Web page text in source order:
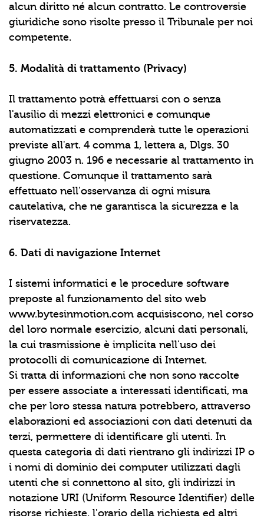
alcun diritto né alcun contratto. Le controversie
giuridiche sono risolte presso il Tribunale per noi
competente.
5. Modalità di trattamento (Privacy)
Il trattamento potrà effettuarsi con o senza
l'ausilio di mezzi elettronici e comunque
automatizzati e comprenderà tutte le operazioni
previste all'art. 4 comma 1, lettera a, Dlgs. 30
giugno 2003 n. 196 e necessarie al trattamento in
questione. Comunque il trattamento sarà
effettuato nell'osservanza di ogni misura
cautelativa, che ne garantisca la sicurezza e la
riservatezza.
6. Dati di navigazione Internet
I sistemi informatici e le procedure software
preposte al funzionamento del sito web
www.bytesinmotion.com acquisiscono, nel corso
del loro normale esercizio, alcuni dati personali,
la cui trasmissione è implicita nell'uso dei
protocolli di comunicazione di Internet.
Si tratta di informazioni che non sono raccolte
per essere associate a interessati identificati, ma
che per loro stessa natura potrebbero, attraverso
elaborazioni ed associazioni con dati detenuti da
terzi, permettere di identificare gli utenti. In
questa categoria di dati rientrano gli indirizzi IP o
i nomi di dominio dei computer utilizzati dagli
utenti che si connettono al sito, gli indirizzi in
notazione URI (Uniform Resource Identifier) delle
risorse richieste, l'orario della richiesta ed altri